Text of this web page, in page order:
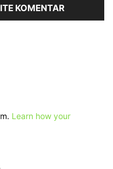
KOMENTAR
Learn how your